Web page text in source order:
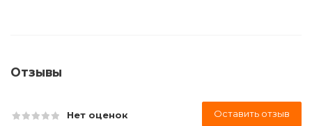
Отзывы
Нет оценок Оставить отзыв